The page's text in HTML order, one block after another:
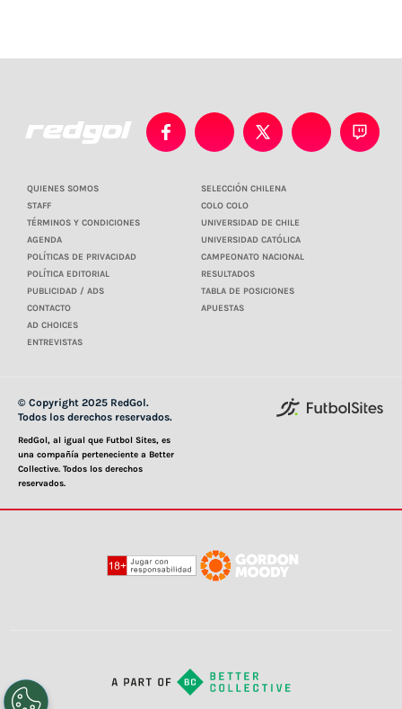
QUIENES SOMOS
STAFF
TÉRMINOS Y CONDICIONES
AGENDA
POLÍTICAS DE PRIVACIDAD
POLÍTICA EDITORIAL
PUBLICIDAD / ADS
CONTACTO
AD CHOICES
ENTREVISTAS
SELECCIÓN CHILENA
COLO COLO
UNIVERSIDAD DE CHILE
UNIVERSIDAD CATÓLICA
CAMPEONATO NACIONAL
RESULTADOS
TABLA DE POSICIONES
APUESTAS
© Copyright 2025 RedGol.
Todos los derechos reservados.
RedGol, al igual que Futbol Sites, es
una compañía perteneciente a Better
Collective. Todos los derechos
reservados.